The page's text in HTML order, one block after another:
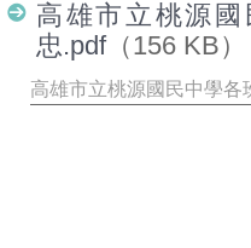
高雄市立桃源
忠.pdf（156 KB）
高雄市立桃源國民中學